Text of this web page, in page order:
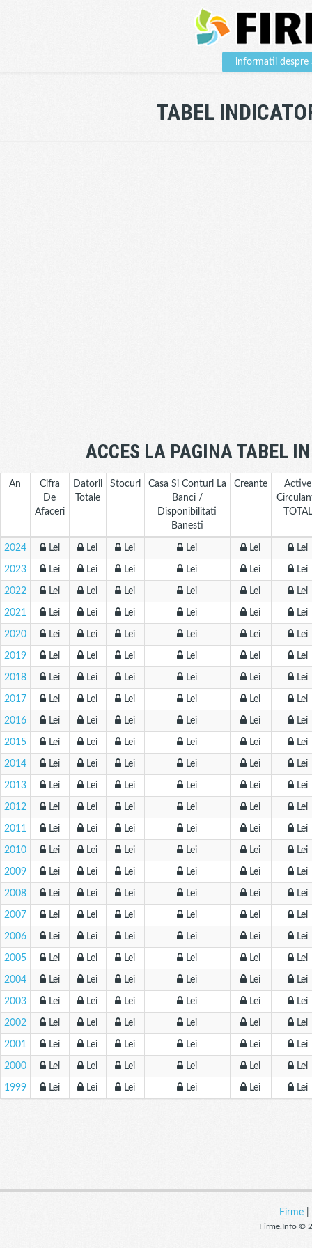
informatii despre
TABEL
ACCES LA PAGINA TABEL
An
Cifra
De
Afaceri
Datorii
Totale
Stocuri
Casa Si Conturi La
Banci /
Disponibilitati
Banesti
Creante
Active
TOTAL
2024 Lei Lei Lei Lei Lei Lei
2023 Lei Lei Lei Lei Lei Lei
2022 Lei Lei Lei Lei Lei Lei
2021 Lei Lei Lei Lei Lei Lei
2020 Lei Lei Lei Lei Lei Lei
2019 Lei Lei Lei Lei Lei Lei
2018 Lei Lei Lei Lei Lei Lei
2017 Lei Lei Lei Lei Lei Lei
2016 Lei Lei Lei Lei Lei Lei
2015 Lei Lei Lei Lei Lei Lei
2014 Lei Lei Lei Lei Lei Lei
2013 Lei Lei Lei Lei Lei Lei
2012 Lei Lei Lei Lei Lei Lei
2011 Lei Lei Lei Lei Lei Lei
2010 Lei Lei Lei Lei Lei Lei
2009 Lei Lei Lei Lei Lei Lei
2008 Lei Lei Lei Lei Lei Lei
2007 Lei Lei Lei Lei Lei Lei
2006 Lei Lei Lei Lei Lei Lei
2005 Lei Lei Lei Lei Lei Lei
2004 Lei Lei Lei Lei Lei Lei
2003 Lei Lei Lei Lei Lei Lei
2002 Lei Lei Lei Lei Lei Lei
2001 Lei Lei Lei Lei Lei Lei
2000 Lei Lei Lei Lei Lei Lei
1999 Lei Lei Lei Lei Lei Lei
Firme
Firme.Info ©